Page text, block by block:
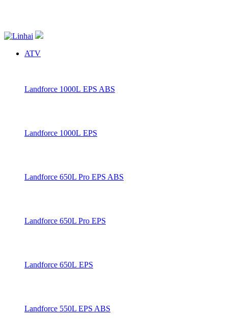
ATV
Landforce 1000L EPS ABS
Landforce 1000L EPS
Landforce 650L Pro EPS ABS
Landforce 650L Pro EPS
Landforce 650L EPS
Landforce 550L EPS ABS